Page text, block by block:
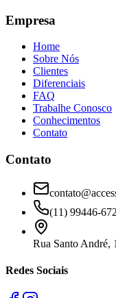
Empresa
Home
Sobre Nós
Clientes
Diferenciais
FAQ
Trabalhe Conosco
Conhecimentos
Contato
Contato
(11) 99446-
Rua Santo André,
Redes Sociais